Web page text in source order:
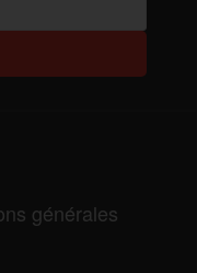
générales